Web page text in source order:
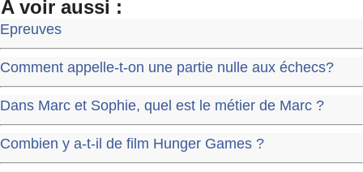
A voir aussi :
Epreuves
Comment appelle-t-on une partie nulle aux échecs?
Dans Marc et Sophie, quel est le métier de Marc ?
Combien y a-t-il de film Hunger Games ?